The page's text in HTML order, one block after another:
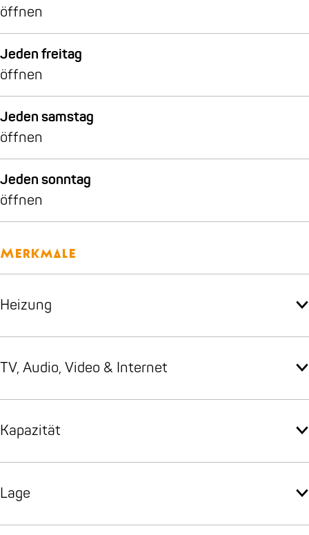
öffnen
Jeden freitag
öffnen
Jeden samstag
öffnen
Jeden sonntag
öffnen
Merkmale
Heizung
TV, Audio, Video & Internet
Kapazität
Lage